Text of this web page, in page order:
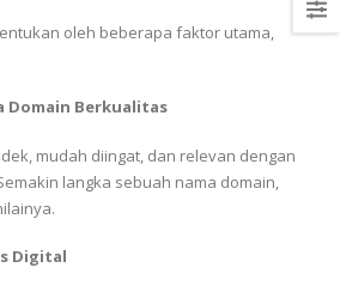
oleh beberapa faktor utama,
Domain Berkualitas
mudah diingat, dan relevan dengan
langka sebuah nama domain,
Digital